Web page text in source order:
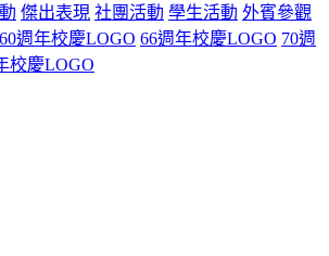
傑出表現 社團活動 學生活動 外賓參觀
60週年校慶LOGO 66週年校慶LOGO 70週
校慶LOGO